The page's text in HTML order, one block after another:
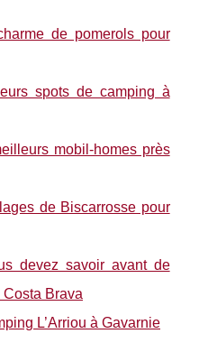
de pomerols pour
spots de camping à
mobil-homes près
de Biscarrosse pour
devez savoir avant de
Brava
L’Arriou à Gavarnie